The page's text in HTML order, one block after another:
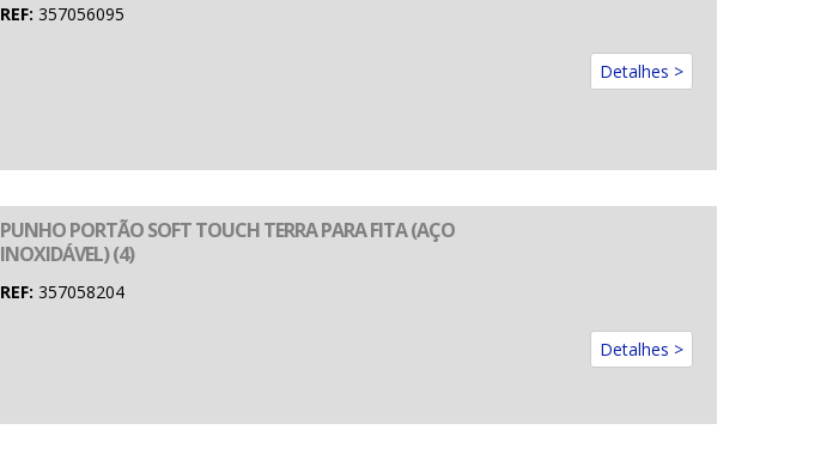
REF: 357056095
Detalhes >
PUNHO PORTÃO SOFT TOUCH TERRA PARA FITA (AÇO
INOXIDÁVEL) (4)
REF: 357058204
Detalhes >